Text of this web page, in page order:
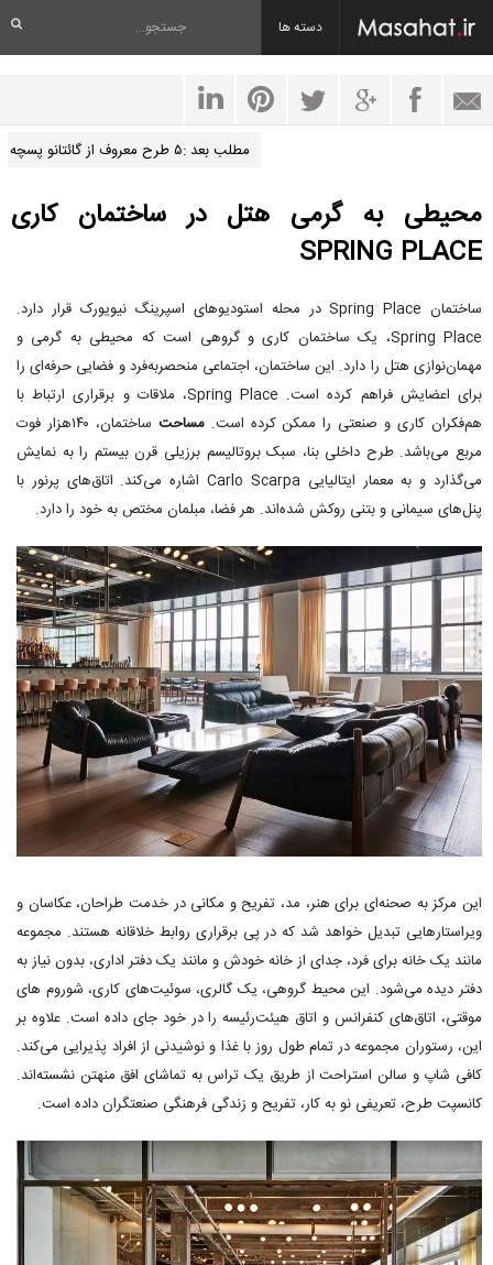
دسته ها
مطلب بعد :۵ طرح معروف از گائتانو پسچه
محیطی به گرمی هتل در ساختمان کاری
SPRING PLACE
ساختمان Spring Place در محله استودیوهای اسپرینگ نیویورک قرار دارد.
Spring Place، یک ساختمان کاری و گروهی است که محیطی به گرمی و
مهمان‌نوازی هتل را دارد. این ساختمان، اجتماعی منحصربه‌فرد و فضایی حرفه‌ای را
برای اعضایش فراهم کرده است. Spring Place، ملاقات و برقراری ارتباط با
هم‌فکران کاری و صنعتی را ممکن کرده است.مساحت
ساختمان، ۱۴۰هزار فوت
مربع می‌باشد. طرح داخلی بنا، سبک بروتالیسم برزیلی قرن بیستم را به نمایش
می‌گذارد و به معمار ایتالیایی Carlo Scarpa اشاره می‌کند. اتاق‌های پرنور با
پنل‌های سیمانی و بتنی روکش شده‌اند. هر فضا، مبلمان مختص به خود را دارد.
این مرکز به صحنه‌ای برای هنر، مد، تفریح و مکانی در خدمت طراحان، عکاسان و
ویراستارهایی تبدیل خواهد شد که در پی برقراری روابط خلاقانه هستند. مجموعه
مانند یک خانه برای فرد، جدای از خانه خودش و مانند یک دفتر اداری، بدون نیاز به
دفتر دیده می‌شود. این محیط گروهی، یک گالری، سوئیت‌های کاری، شوروم های
موقتی، اتاق‌های کنفرانس و اتاق هیئت‌رئیسه را در خود جای داده است. علاوه بر
این، رستوران مجموعه در تمام طول روز با غذا و نوشیدنی از افراد پذیرایی می‌کند.
کافی شاپ و سالن استراحت از طریق یک تراس به تماشای افق منهتن نشسته‌اند.
کانسپت طرح، تعریفی نو به کار، تفریح و زندگی فرهنگی صنعتگران داده است.